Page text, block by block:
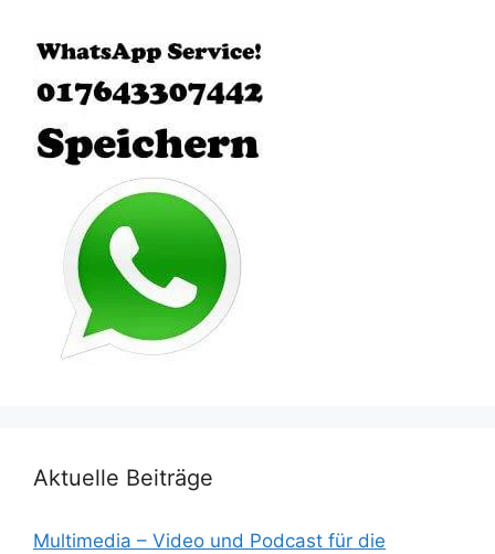
Aktuelle Beiträge
Multimedia – Video und Podcast für die